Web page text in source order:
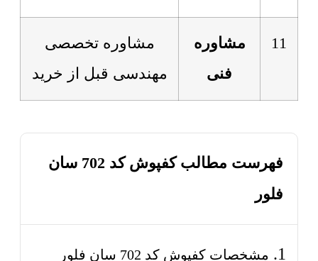
11
مشاوره
فنی
مشاوره تخصصی
مهندسی قبل از خرید
فهرست مطالب کفپوش کد 702 سان
فلور
مشخصات کفپوش کد 702 سان فلور